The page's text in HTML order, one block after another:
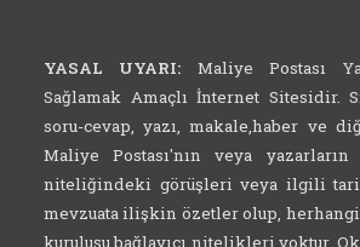
YASAL UYARI: Maliye Postası
Sağlamak Amaçlı İnternet Sitesidir.
soru-cevap, yazı, makale,haber ve
Maliye Postası'nın veya
niteliğindeki görüşleri veya ilgili
mevzuata ilişkin özetler olup,
kuruluşu bağlayıcı nitelikleri yoktur.